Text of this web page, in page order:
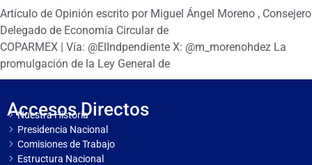
Artículo de Opinión escrito por Miguel Ángel Moreno , Consejero
Delegado de Economía Circular de
COPARMEX | Vía: @ElIndpendiente X: @m_morenohdez La
promulgación de la Ley General de
Accesos Directos
Nuestra Historia
Presidencia Nacional
Comisiones de Trabajo
Estructura Nacional